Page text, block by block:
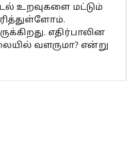
உறவுகளை மட்டும்
எதிர்பாலின
வளருமா? என்று